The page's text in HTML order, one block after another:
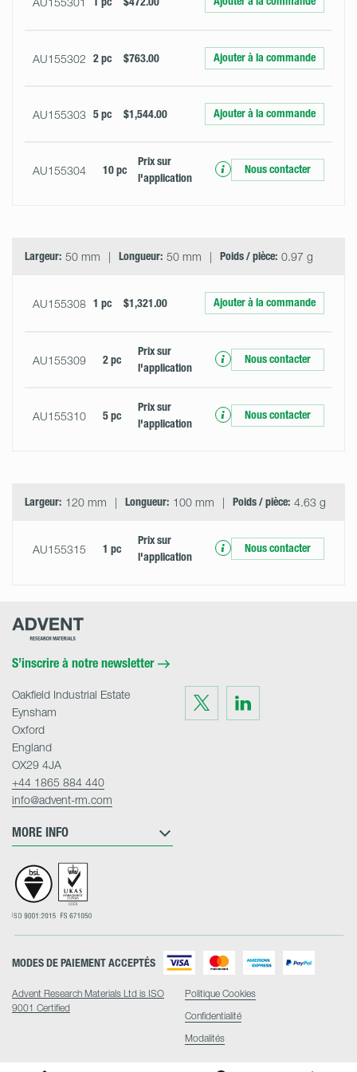
AU155302 2 pc $763.00 Ajouter à la commande
AU155303 5 pc $1,544.00 Ajouter à la commande
AU155304 10 pc
Prix ​​sur
l'application
Nous contacter
Largeur: 50 mm Longueur: 50 mm Poids / pièce: 0.97 g
AU155308 1 pc $1,321.00 Ajouter à la commande
AU155309 2 pc
Prix ​​sur
l'application
Nous contacter
AU155310 5 pc
Prix ​​sur
l'application
Nous contacter
Largeur: 120 mm Longueur: 100 mm Poids / pièce: 4.63 g
AU155315 1 pc
Prix ​​sur
l'application
Nous contacter
Advent
S’inscrire à notre newsletter
Visit
us
on
Twitter
Visit
on
LinkedIn
MORE INFO
Oakfield Industrial Estate
Eynsham
Oxford
England
OX29 4JA
+44 1865 884 440
info@advent-rm.com
Advent Research Materials Ltd is ISO
9001 Certified
MODES DE PAIEMENT ACCEPTÉS
Politique Cookies
Confidentialité
Modalités